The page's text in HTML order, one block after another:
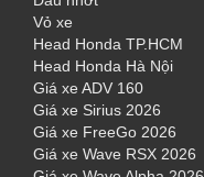
Vỏ xe
Head Honda TP.HCM
Head Honda Hà Nội
Giá xe ADV 160
Giá xe Sirius 2026
Giá xe FreeGo 2026
Giá xe Wave RSX 2026